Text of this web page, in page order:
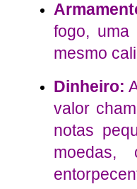
fogo, uma
mesmo
Dinheiro:
valor
notas
moedas,